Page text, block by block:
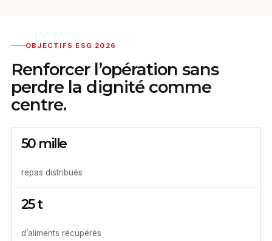
OBJECTIFS ESG 2026
Renforcer l’opération sans
perdre la dignité comme
centre.
50 mille
repas distribués
25 t
d’aliments récupérés